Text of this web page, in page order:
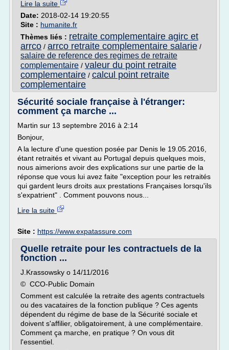
Lire la suite
Date: 2018-02-14 19:20:55
Site : humanite.fr
Thèmes liés : retraite complementaire agirc et
arrco / arrco retraite complementaire salarie /
salaire de reference des regimes de retraite
complementaire / valeur du point retraite
complementaire / calcul point retraite
complementaire
Sécurité sociale française à l'étranger:
comment ça marche ...
Martin sur 13 septembre 2016 à 2:14
Bonjour,
A la lecture d'une question posée par Denis le 19.05.2016,
étant retraités et vivant au Portugal depuis quelques mois,
nous aimerions avoir des explications sur une partie de la
réponse que vous lui avez faite "exception pour les retraités
qui gardent leurs droits aux prestations Françaises lorsqu'ils
s'expatrient" . Comment pouvons nous...
Lire la suite
Site : https://www.expatassure.com
Quelle retraite pour les contractuels de la
fonction ...
J.Krassowsky o 14/11/2016
© CCO-Public Domain
Comment est calculée la retraite des agents contractuels
ou des vacataires de la fonction publique ? Ces agents
dépendent du régime de base de la Sécurité sociale et
doivent s'affilier, obligatoirement, à une complémentaire.
Comment ça marche, en pratique ? On vous dit
l'essentiel.